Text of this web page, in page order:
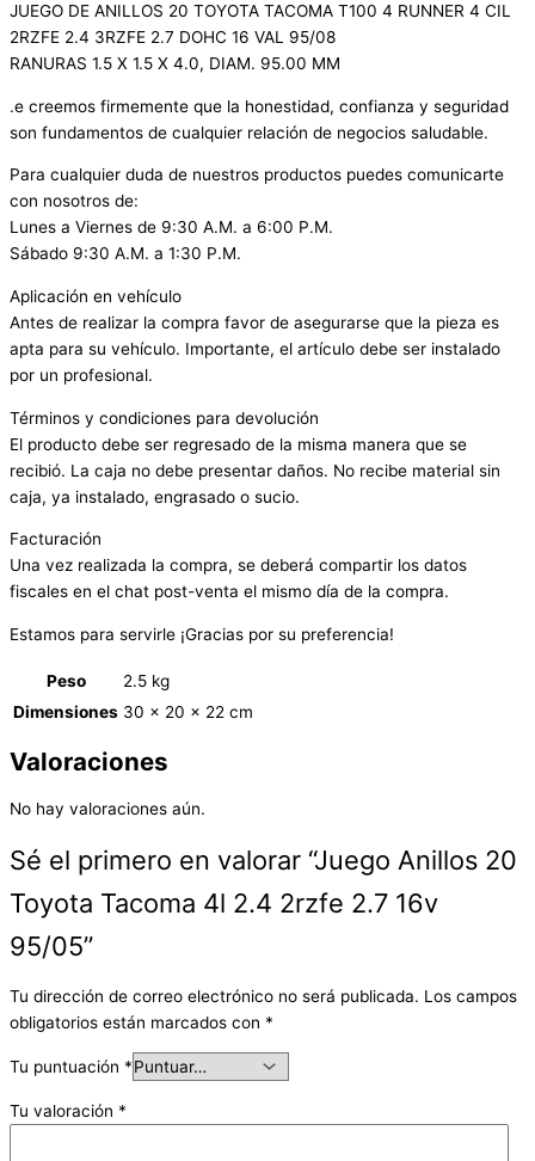
JUEGO DE ANILLOS 20 TOYOTA TACOMA T100 4 RUNNER 4 CIL
2RZFE 2.4 3RZFE 2.7 DOHC 16 VAL 95/08
RANURAS 1.5 X 1.5 X 4.0, DIAM. 95.00 MM
.e creemos firmemente que la honestidad, confianza y seguridad
son fundamentos de cualquier relación de negocios saludable.
Para cualquier duda de nuestros productos puedes comunicarte
con nosotros de:
Lunes a Viernes de 9:30 A.M. a 6:00 P.M.
Sábado 9:30 A.M. a 1:30 P.M.
Aplicación en vehículo
Antes de realizar la compra favor de asegurarse que la pieza es
apta para su vehículo. Importante, el artículo debe ser instalado
por un profesional.
Términos y condiciones para devolución
El producto debe ser regresado de la misma manera que se
recibió. La caja no debe presentar daños. No recibe material sin
caja, ya instalado, engrasado o sucio.
Facturación
Una vez realizada la compra, se deberá compartir los datos
fiscales en el chat post-venta el mismo día de la compra.
Estamos para servirle ¡Gracias por su preferencia!
Peso
2.5 kg
Dimensiones 30 × 20 × 22 cm
Valoraciones
No hay valoraciones aún.
Sé el primero en valorar “Juego Anillos 20
Toyota Tacoma 4l 2.4 2rzfe 2.7 16v
95/05”
Tu dirección de correo electrónico no será publicada. Los campos
obligatorios están marcados con *
Tu puntuación *
Tu valoración *